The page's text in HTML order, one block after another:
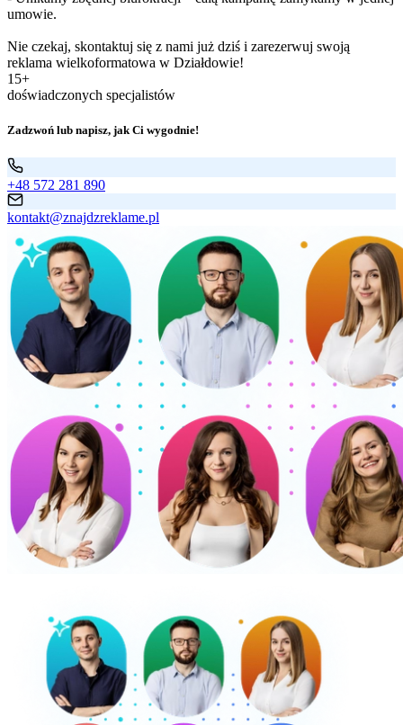
umowie.
Nie czekaj, skontaktuj się z nami już dziś i zarezerwuj swoją
reklama wielkoformatowa w Działdowie!
15+
doświadczonych specjalistów
Zadzwoń lub napisz, jak Ci wygodnie!
+48 572 281 890
kontakt@znajdzreklame.pl